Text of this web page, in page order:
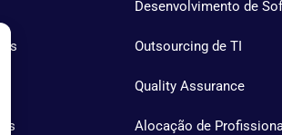
Desenvolvimento de
Outsourcing de TI
Quality Assurance
Alocação de